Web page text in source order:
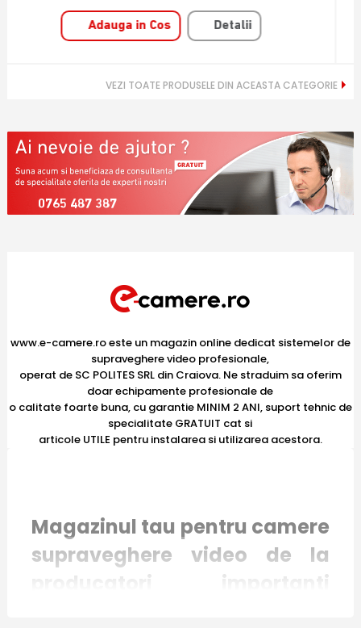
Adauga in Cos Detalii
VEZI TOATE PRODUSELE DIN ACEASTA CATEGORIE
0765 487 387
www.e-camere.ro este un magazin online dedicat sistemelor de
supraveghere video profesionale,
operat de SC POLITES SRL din Craiova. Ne straduim sa oferim
doar echipamente profesionale de
o calitate foarte buna, cu garantie MINIM 2 ANI, suport tehnic de
specialitate GRATUIT cat si
articole UTILE pentru instalarea si utilizarea acestora.
Magazinul tau pentru camere
supraveghere video de la
producatori importanti